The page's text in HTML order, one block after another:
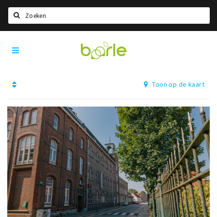
Home
Informatie
Geschiedenis
Visit Baarle Shop
Enclavebon
Nieuws
Agenda
Deals
Visit
Baarle
Toon op de kaart